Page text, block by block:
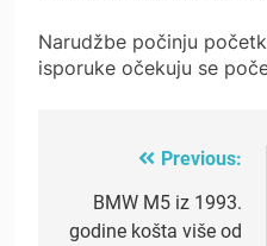
Narudžbe počinju
isporuke očekuju se
navigation
Previous:
BMW M5 iz 1993.
godine košta više od